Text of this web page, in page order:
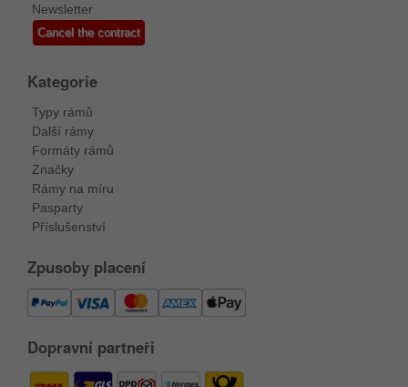
Newsletter
Cancel the contract
Kategorie
Typy rámů
Další rámy
Formáty rámů
Značky
Rámy na míru
Pasparty
Příslušenství
Zpusoby placení
Dopravní partneři